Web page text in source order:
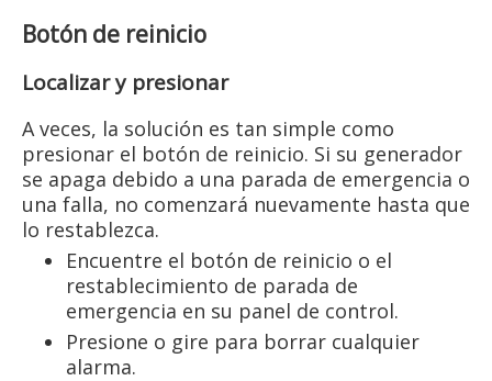
Botón de reinicio
Localizar y presionar
A veces, la solución es tan simple como
presionar el botón de reinicio. Si su generador
se apaga debido a una parada de emergencia o
una falla, no comenzará nuevamente hasta que
lo restablezca.
Encuentre el botón de reinicio o el
restablecimiento de parada de
emergencia en su panel de control.
Presione o gire para borrar cualquier
alarma.